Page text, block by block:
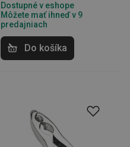
Dostupné v eshope
Môžete mať ihneď v 9
predajniach
Do košíka